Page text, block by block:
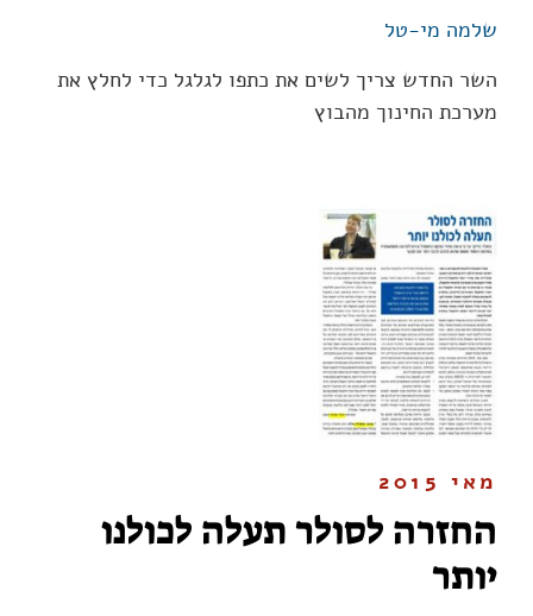
שלמה מי-טל
השר החדש צריך לשים את כתפו לגלגל כדי לחלץ את
מערכת החינוך מהבוץ
מאי 2015
החזרה לסולר תעלה לכולנו
יותר